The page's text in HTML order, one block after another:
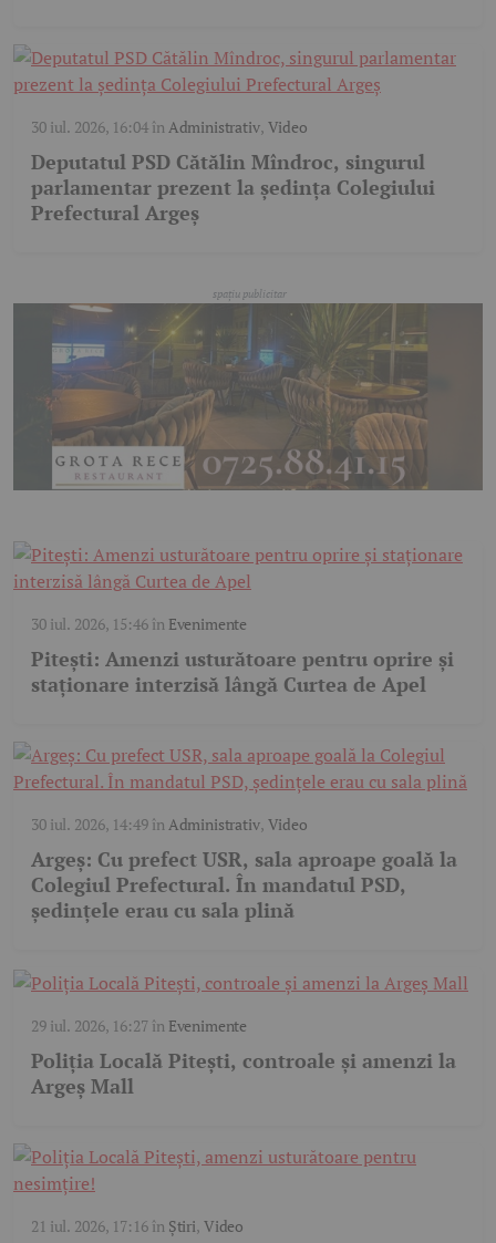
30 iul. 2026, 16:04în Administrativ, Video
Deputatul PSD Cătălin Mîndroc, singurul
parlamentar prezent la ședința Colegiului
Prefectural Argeș
30 iul. 2026, 15:46în Evenimente
Pitești: Amenzi usturătoare pentru oprire și
staționare interzisă lângă Curtea de Apel
30 iul. 2026, 14:49înAdministrativ, Video
Argeș: Cu prefect USR, sala aproape goală la
Colegiul Prefectural. În mandatul PSD,
ședințele erau cu sala plină
29 iul. 2026, 16:27în Evenimente
Poliția Locală Pitești, controale și amenzi la
Argeș Mall
21 iul. 2026, 17:16în Știri, Video